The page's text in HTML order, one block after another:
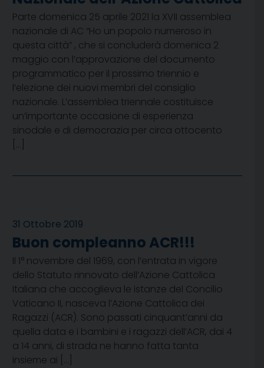
Parte domenica 25 aprile 2021 la XVII assemblea
nazionale di AC “Ho un popolo numeroso in
questa città” , che si concluderà domenica 2
maggio con l’approvazione del documento
programmatico per il prossimo triennio e
l’elezione dei nuovi membri del consiglio
nazionale. L’assemblea triennale costituisce
un’importante occasione di esperienza
sinodale e di democrazia per circa ottocento
[…]
31 Ottobre 2019
Buon compleanno ACR!!!
Il 1° novembre del 1969, con l’entrata in vigore
dello Statuto rinnovato dell’Azione Cattolica
Italiana che accoglieva le istanze del Concilio
Vaticano II, nasceva l’Azione Cattolica dei
Ragazzi (ACR). Sono passati cinquant’anni da
quella data e i bambini e i ragazzi dell’ACR, dai 4
a 14 anni, di strada ne hanno fatta tanta
insieme ai […]